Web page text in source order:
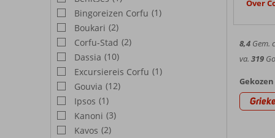
Bingoreizen Corfu (1)
Boukari (2)
Corfu-Stad (2)
Dassia (10)
Excursiereis Corfu (1)
Gouvia (12)
Ipsos (1)
Kanoni (3)
Kavos (2)
Corfu
de
Corfu-
Over
8,4Gem.
va. 319